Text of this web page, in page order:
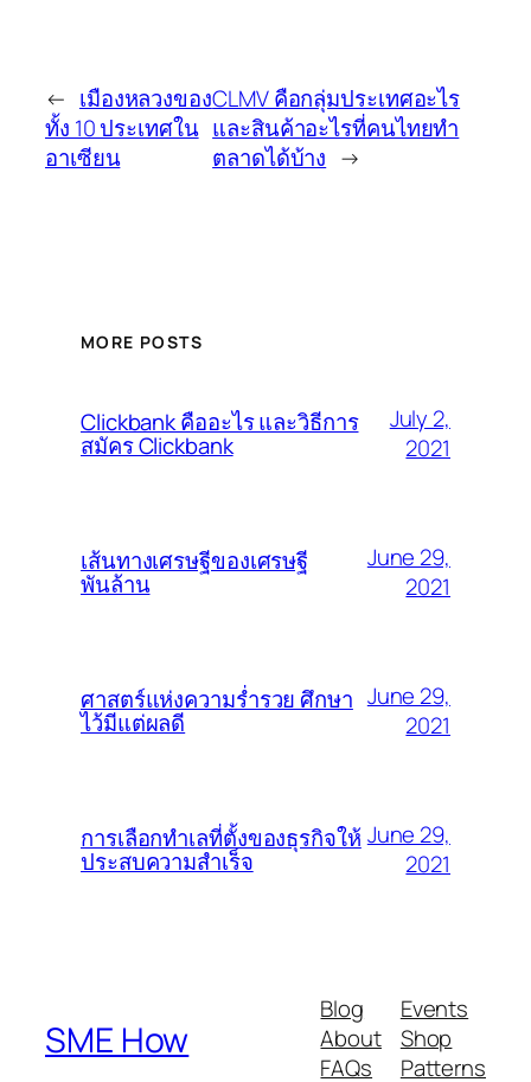
← เมืองหลวงของ
ทั้ง 10 ประเทศใน
อาเซียน
CLMV คือกลุ่มประเทศอะไร
และสินค้าอะไรที่คนไทยทำ
ตลาดได้บ้าง →
MORE POSTS
Clickbank คืออะไร และวิธีการ
สมัคร Clickbank
July 2,
2021
เส้นทางเศรษฐีของเศรษฐี
พันล้าน
June 29,
2021
ศาสตร์แห่งความร่ำรวย ศึกษา
ไว้มีแต่ผลดี
June 29,
2021
การเลือกทำเลที่ตั้งของธุรกิจให้
ประสบความสำเร็จ
June 29,
2021
SME How
Blog
About
FAQs
Events
Shop
Patterns